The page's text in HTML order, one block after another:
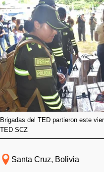
Brigadas del TED partieron este
TED SCZ
Santa Cruz, Bolivia